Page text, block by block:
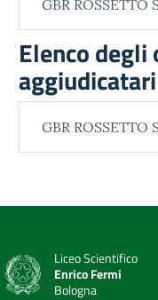
GBR ROSSETTO
Elenco
aggiudicatari
GBR ROSSETTO
Liceo Scientifico
Enrico Fermi
Bologna